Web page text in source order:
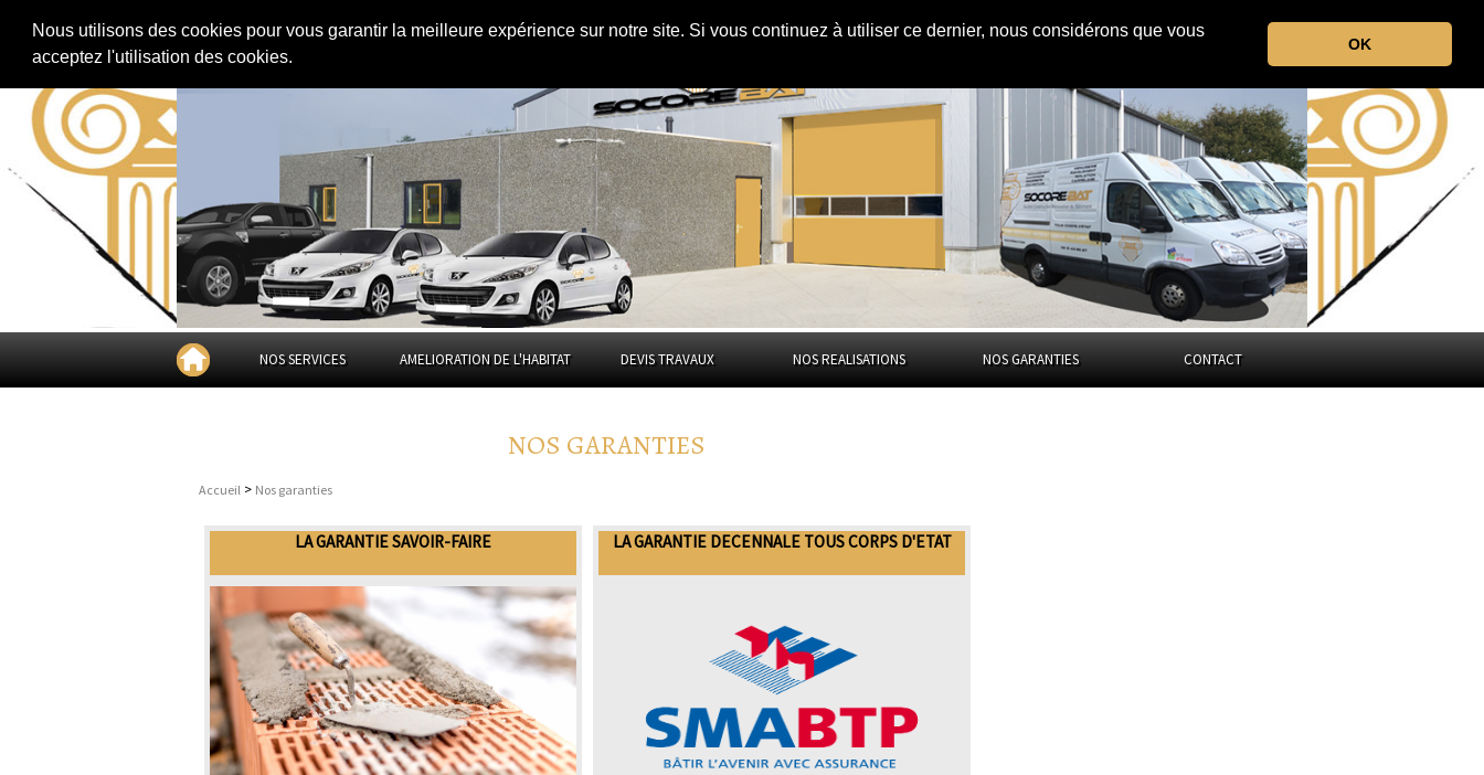
Nous utilisons des cookies pour vous garantir la meilleure expérience sur notre site. Si vous continuez à utiliser ce dernier, nous considérons que vous
acceptez l'utilisation des cookies.
OK
la Haute-Marne
NOS SERVICES AMELIORATION DE L'HABITAT DEVIS TRAVAUX NOS REALISATIONS NOS GARANTIES CONTACT
NOS GARANTIES
Accueil > Nos garanties
LA GARANTIE SAVOIR-FAIRE LA GARANTIE DECENNALE TOUS CORPS D'ETAT